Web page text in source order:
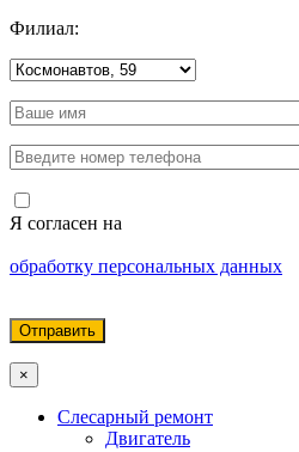
Филиал:
Я согласен на
обработку персональных данных
×
Слесарный ремонт
Двигатель